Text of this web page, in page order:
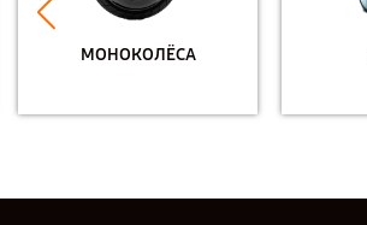
МОНОКОЛЁСА